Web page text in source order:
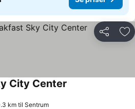
Del
City Center
km til Sentrum